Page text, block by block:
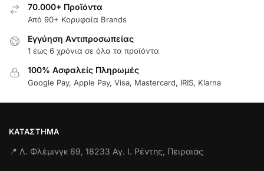
70.000+ Προϊόντα
Από 90+ Κορυφαία Brands
Εγγύηση Aντιπροσωπείας
1 έως 6 χρόνια σε όλα τα προϊόντα
100% Ασφαλείς Πληρωμές
Google Pay, Apple Pay, Visa, Mastercard, IRIS, Klarna
ΚΑΤΆΣΤΗΜΑ
📍 Λ. Φλέμινγκ 69, 18233 Αγ. Ι. Ρέντης, Πειραιάς